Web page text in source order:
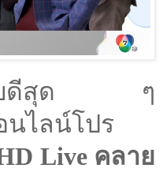
รับดีสุด ๆ
นไลน์โปร
Liveคลาย